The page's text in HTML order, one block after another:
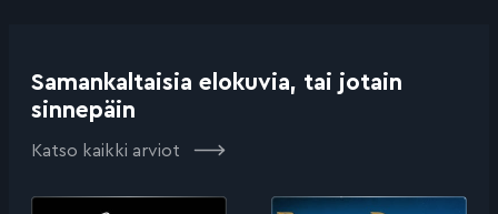
Samankaltaisia elokuvia, tai jotain
sinnepäin
Katso kaikki arviot